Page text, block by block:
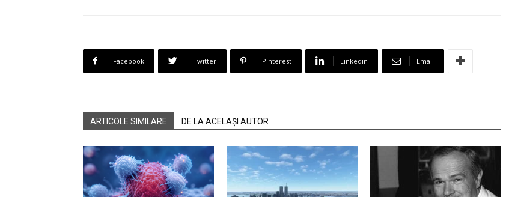
Facebook Twitter Pinterest Linkedin Email
ARTICOLE SIMILARE DE LA ACELAȘI AUTOR